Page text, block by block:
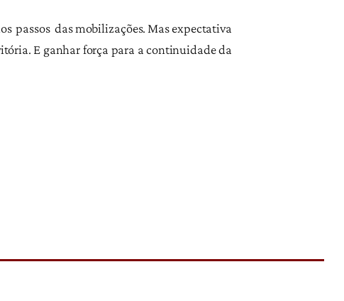
passos das mobilizações. Mas expectativa
E ganhar força para a continuidade da